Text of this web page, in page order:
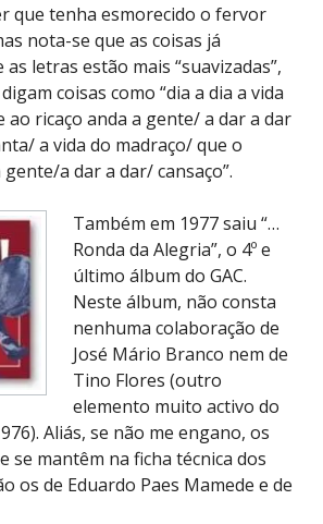
que tenha esmorecido o fervor
nota-se que as coisas já
letras estão mais “suavizadas”,
coisas como “dia a dia a vida
ricaço anda a gente/ a dar a dar
a vida do madraço/ que o
a dar a dar/ cansaço”.
Também em 1977 saiu “…
Ronda da Alegria”, o 4º e
último álbum do GAC.
Neste álbum, não consta
nenhuma colaboração de
José Mário Branco nem de
Tino Flores (outro
elemento muito activo do
Aliás, se não me engano, os
se mantêm na ficha técnica dos
os de Eduardo Paes Mamede e de